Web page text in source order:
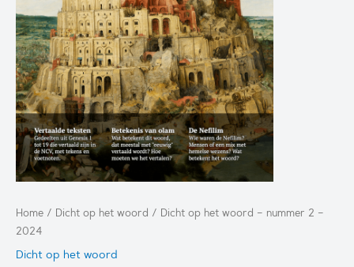
Home / Dicht op het woord / Dicht op het woord – nummer 2 –
2024
Dicht op het woord